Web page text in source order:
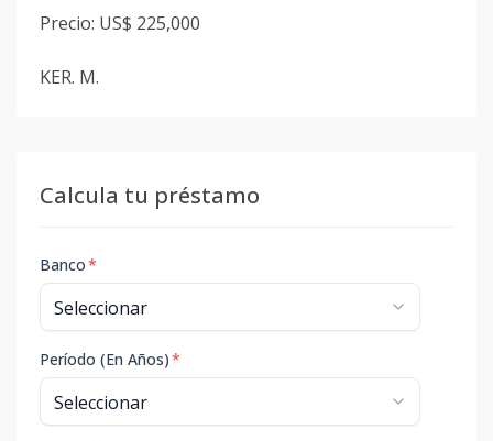
Precio: US$ 225,000
KER. M.
Calcula tu préstamo
Banco*
Período (En Años)*